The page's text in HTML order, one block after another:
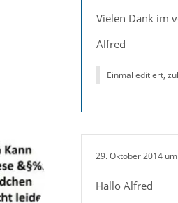
Vielen Dank im
Alfred
Einmal editiert,
29. Oktober 2014
Hallo Alfred